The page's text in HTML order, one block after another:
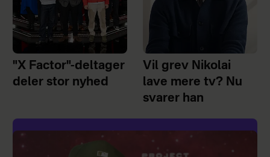
"X Factor"-deltager
deler stor nyhed
Vil grev Nikolai
lave mere tv? Nu
svarer han